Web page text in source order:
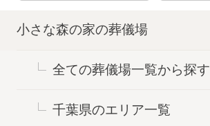
小さな森の家の葬儀場
全ての葬儀場一覧から探す
千葉県のエリア一覧